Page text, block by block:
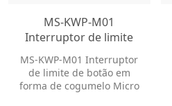
MS-KWP-M01
Interruptor de limite
cogumelo Micro
interruptor elétrico à
prova d'água com
MS-KWP-M01 Interruptor
de limite de botão em
forma de cogumelo Micro